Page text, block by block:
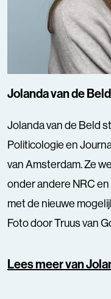
Jolanda van de Beld
Jolanda van de Beld
Politicologie en
van Amsterdam. Ze
onder andere NRC
met de nieuwe
Foto door Truus van
Lees meer van